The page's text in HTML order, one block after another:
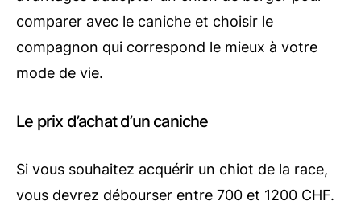
comparer avec le caniche et choisir le
compagnon qui correspond le mieux à votre
mode de vie.
Le prix d’achat d’un caniche
Si vous souhaitez acquérir un chiot de la race,
vous devrez débourser entre 700 et 1200 CHF.